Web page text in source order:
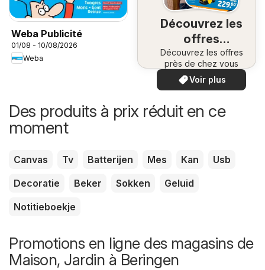
Weba Publicité
01/08 - 10/08/2026
Weba
Découvrez les
offres
spéciales
Découvrez les offres
près de chez vous
Voir plus
Des produits à prix réduit en ce
moment
Canvas Tv Batterijen Mes Kan
Usb
Decoratie
Beker Sokken
Geluid
Notitieboekje
Promotions en ligne des magasins de
Maison, Jardin à Beringen